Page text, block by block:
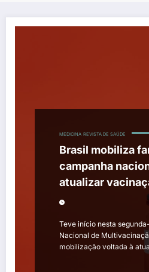
MEDICINA REVISTA DE SAÚDE
Brasil mobiliza
campanha
atualizar
e adolescentes
Teve início nesta
Nacional de
mobilização voltada à